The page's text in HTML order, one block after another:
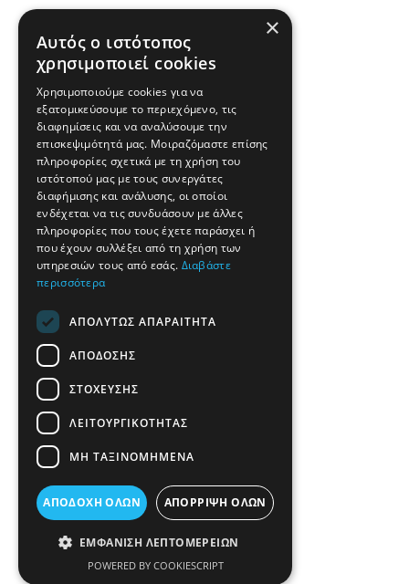
×
Αυτός ο ιστότοπος
χρησιμοποιεί cookies
Χρησιμοποιούμε cookies για να
εξατομικεύσουμε το περιεχόμενο, τις
διαφημίσεις και να αναλύσουμε την
επισκεψιμότητά μας. Μοιραζόμαστε επίσης
πληροφορίες σχετικά με τη χρήση του
ιστότοπού μας με τους συνεργάτες
διαφήμισης και ανάλυσης, οι οποίοι
ενδέχεται να τις συνδυάσουν με άλλες
πληροφορίες που τους έχετε παράσχει ή
που έχουν συλλέξει από τη χρήση των
υπηρεσιών τους από εσάς. Διαβάστε
περισσότερα
ΑΠΟΛΎΤΩΣ ΑΠΑΡΑΊΤΗΤΑ
ΑΠΌΔΟΣΗΣ
ΣΤΌΧΕΥΣΗΣ
ΛΕΙΤΟΥΡΓΙΚΌΤΗΤΑΣ
ΜΗ ΤΑΞΙΝΟΜΗΜΈΝΑ
ΑΠΟΔΟΧΉ ΌΛΩΝ ΑΠΌΡΡΙΨΗ ΌΛΩΝ
ΕΜΦΆΝΙΣΗ ΛΕΠΤΟΜΕΡΕΙΏΝ
POWERED BY COOKIESCRIPT